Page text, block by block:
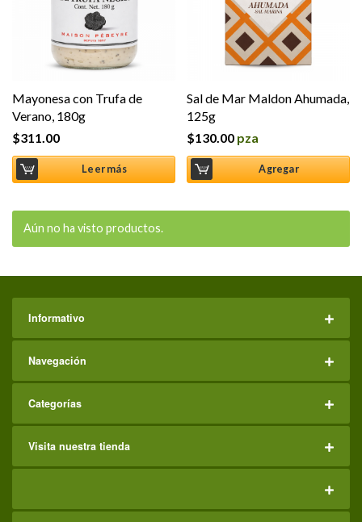
Mayonesa con Trufa de
Verano, 180g
$311.00
Leer más
Sal de Mar Maldon Ahumada,
125g
$130.00 pza
Agregar
Aún no ha visto productos.
Informativo
Navegación
Categorías
Visita nuestra tienda